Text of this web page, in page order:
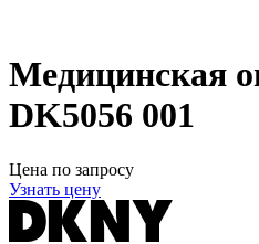
Медицинская
DK5056 001
Цена по запросу
Узнать цену